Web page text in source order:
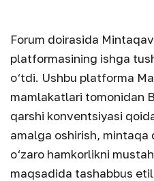
Forum doirasida
platformasining ishga
o‘tdi. Ushbu platforma
mamlakatlari tomonidan
qarshi konventsiyasi
amalga oshirish, mintaqa
o‘zaro hamkorlikni
maqsadida tashabbus